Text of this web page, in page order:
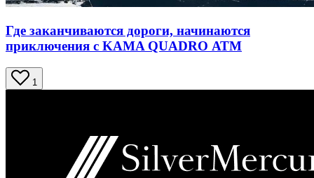
Где заканчиваются дороги, начинаются
приключения с KAMA QUADRO АТМ
1